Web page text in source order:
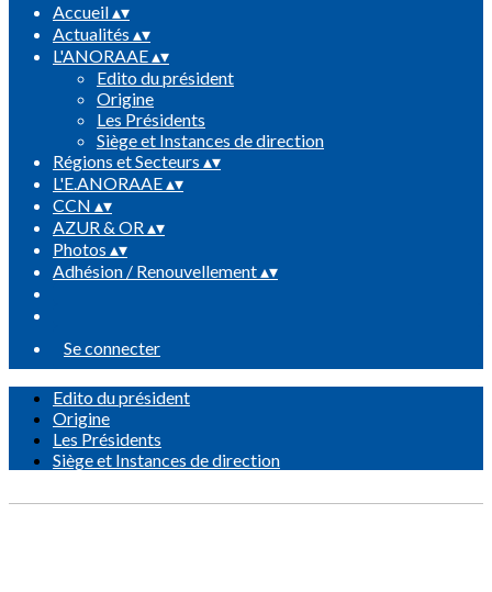
Accueil▴▾
Actualités ▴▾
L'ANORAAE▴▾
Edito du président
Origine
Les Présidents
Siège et Instances de direction
Régions et Secteurs ▴▾
L'E.ANORAAE▴▾
CCN ▴▾
AZUR & OR▴▾
Photos ▴▾
Adhésion / Renouvellement▴▾
Se connecter
Edito du président
Origine
Les Présidents
Siège et Instances de direction